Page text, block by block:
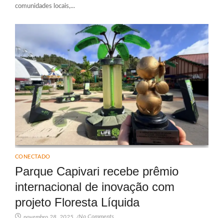
comunidades locais,...
CONECTADO
Parque Capivari recebe prêmio
internacional de inovação com
projeto Floresta Líquida
novembro 28, 2025 /No Comments